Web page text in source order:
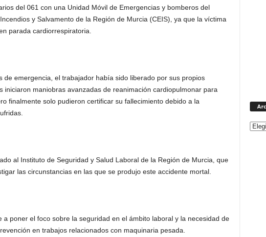
del 061 con una Unidad Móvil de Emergencias y bomberos del
y Salvamento de la Región de Murcia (CEIS), ya que la víctima
parada cardiorrespiratoria.
de emergencia, el trabajador había sido liberado por sus propios
iniciaron maniobras avanzadas de reanimación cardiopulmonar para
finalmente solo pudieron certificar su fallecimiento debido a la
al Instituto de Seguridad y Salud Laboral de la Región de Murcia, que
las circunstancias en las que se produjo este accidente mortal.
a poner el foco sobre la seguridad en el ámbito laboral y la necesidad de
en trabajos relacionados con maquinaria pesada.